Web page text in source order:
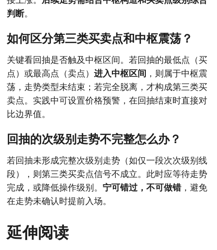
判断。
如何区分第三类买卖点和中枢震荡？
关键看回抽是否触及中枢区间。若回抽的最低点（买
点）或最高点（卖点） 进入中枢区间 ，则属于中枢震
荡，走势类型未结束；若完全脱离，才构成第三类买
卖点。实践中可设置价格预警，在回抽结束时直接对
比边界值。
回抽的次级别走势不完整怎么办？
若回抽未形成完整次级别走势（如仅一段次次级别线
段），则第三类买卖点信号不成立。此时应等待走势
完成，或降低操作级别。 宁可错过，不可做错，避免
在走势未确认时提前入场。
延伸阅读